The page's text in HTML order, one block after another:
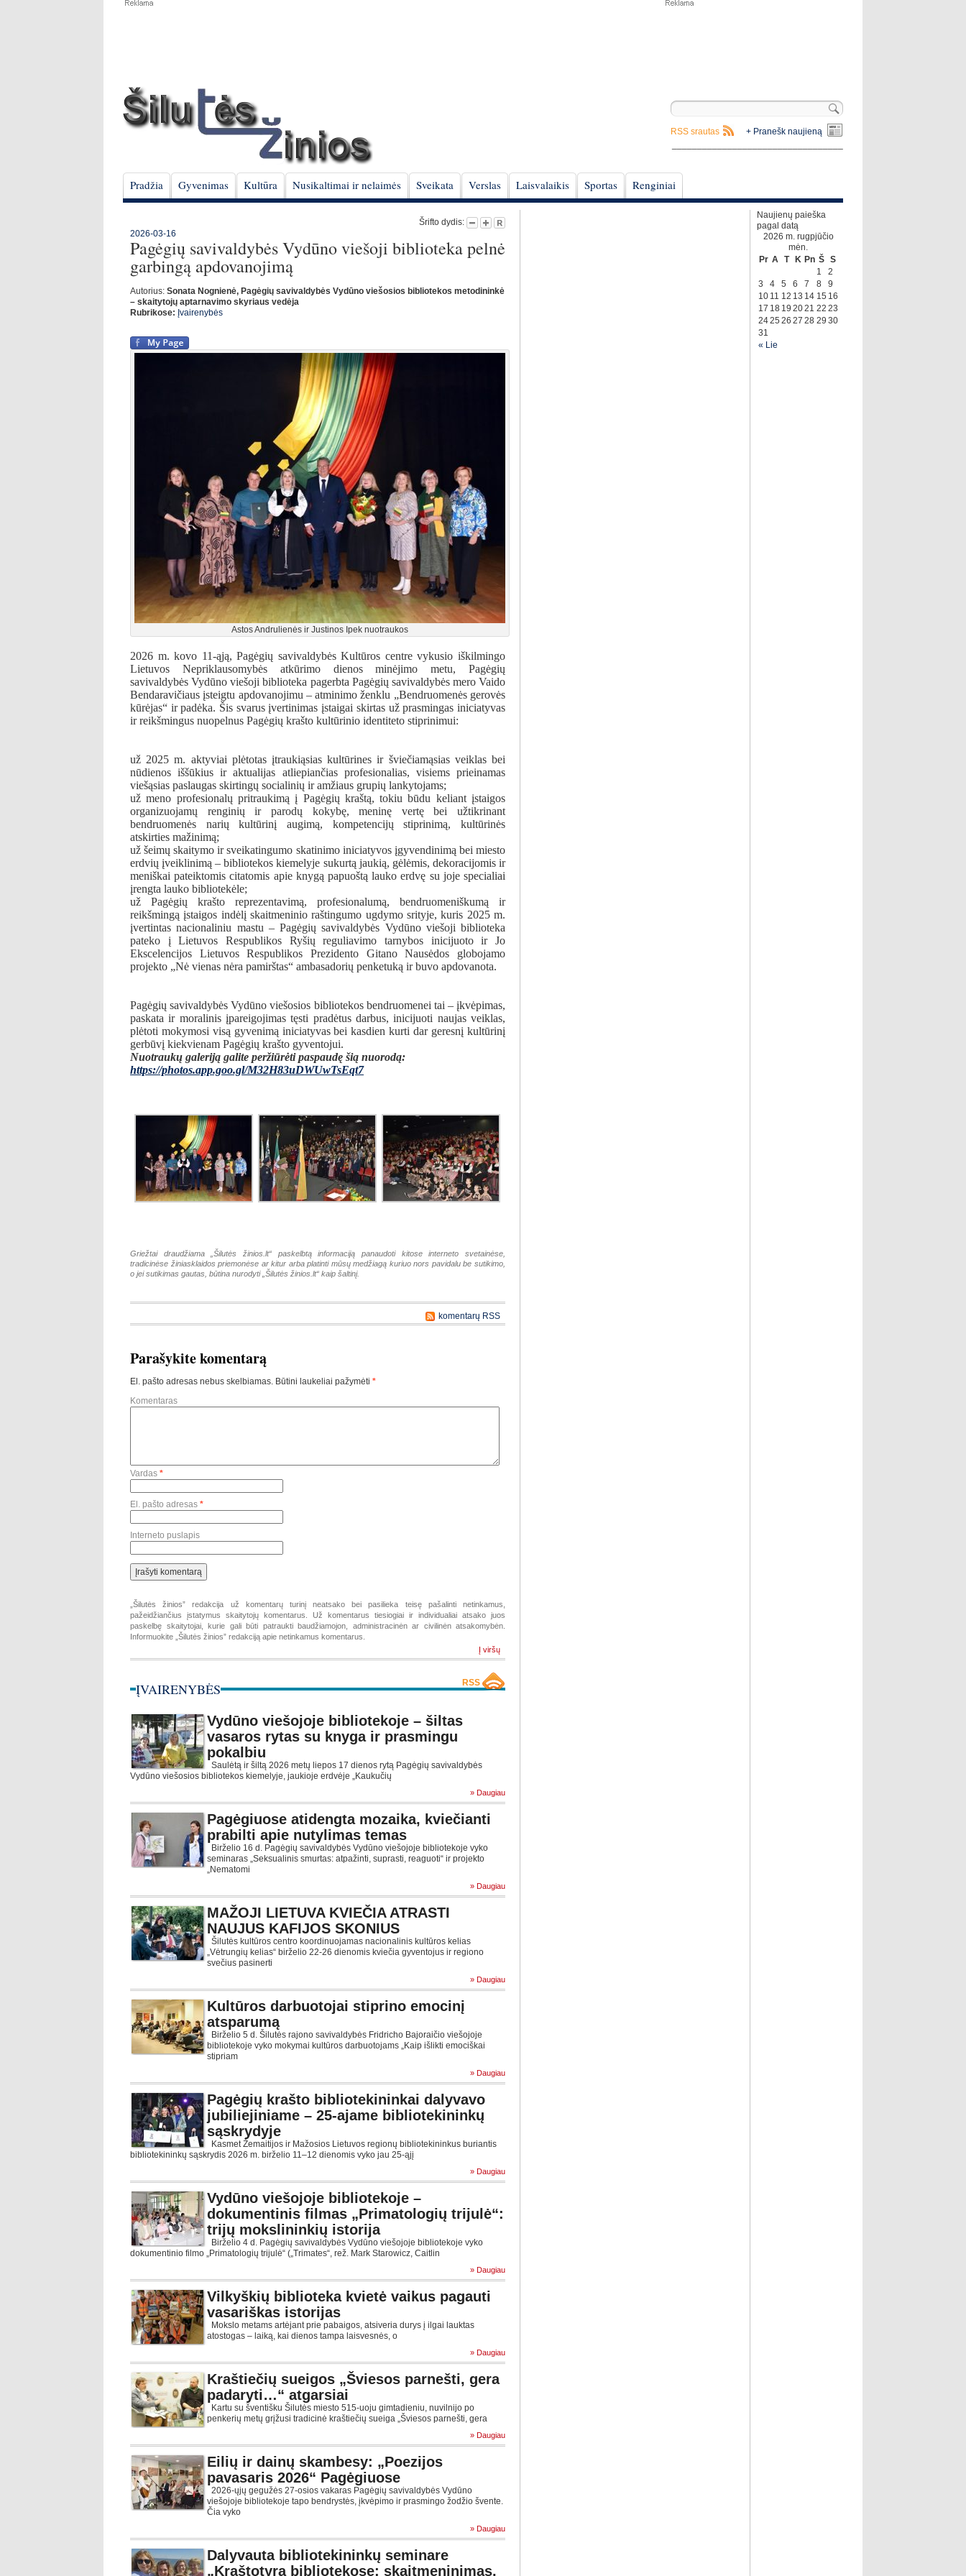
+ Pranešk naujieną
RSS srautas
Pradžia Gyvenimas Kultūra Nusikaltimai ir nelaimės Sveikata Verslas Laisvalaikis Sportas Renginiai
Šrifto dydis:
2026-03-16
Pagėgių savivaldybės Vydūno viešoji biblioteka pelnė
garbingą apdovanojimą
Autorius: Sonata Nognienė, Pagėgių savivaldybės Vydūno viešosios bibliotekos metodininkė
– skaitytojų aptarnavimo skyriaus vedėja
Rubrikose: Įvairenybės
Astos Andrulienės ir Justinos Ipek nuotraukos
2026 m. kovo 11-ąją, Pagėgių savivaldybės Kultūros centre vykusio iškilmingo
Lietuvos Nepriklausomybės atkūrimo dienos minėjimo metu, Pagėgių
savivaldybės Vydūno viešoji biblioteka pagerbta Pagėgių savivaldybės mero Vaido
Bendaravičiaus įsteigtu apdovanojimu – atminimo ženklu „Bendruomenės gerovės
kūrėjas“ ir padėka. Šis svarus įvertinimas įstaigai skirtas už prasmingas iniciatyvas
ir reikšmingus nuopelnus Pagėgių krašto kultūrinio identiteto stiprinimui:
už 2025 m. aktyviai plėtotas įtraukiąsias kultūrines ir šviečiamąsias veiklas bei
nūdienos iššūkius ir aktualijas atliepiančias profesionalias, visiems prieinamas
viešąsias paslaugas skirtingų socialinių ir amžiaus grupių lankytojams;
už meno profesionalų pritraukimą į Pagėgių kraštą, tokiu būdu keliant įstaigos
organizuojamų renginių ir parodų kokybę, meninę vertę bei užtikrinant
bendruomenės narių kultūrinį augimą, kompetencijų stiprinimą, kultūrinės
atskirties mažinimą;
už šeimų skaitymo ir sveikatingumo skatinimo iniciatyvos įgyvendinimą bei miesto
erdvių įveiklinimą – bibliotekos kiemelyje sukurtą jaukią, gėlėmis, dekoracijomis ir
meniškai pateiktomis citatomis apie knygą papuoštą lauko erdvę su joje specialiai
įrengta lauko bibliotekėle;
už Pagėgių krašto reprezentavimą, profesionalumą, bendruomeniškumą ir
reikšmingą įstaigos indėlį skaitmeninio raštingumo ugdymo srityje, kuris 2025 m.
įvertintas nacionaliniu mastu – Pagėgių savivaldybės Vydūno viešoji biblioteka
pateko į Lietuvos Respublikos Ryšių reguliavimo tarnybos inicijuoto ir Jo
Ekscelencijos Lietuvos Respublikos Prezidento Gitano Nausėdos globojamo
projekto „Nė vienas nėra pamirštas“ ambasadorių penketuką ir buvo apdovanota.
Pagėgių savivaldybės Vydūno viešosios bibliotekos bendruomenei tai – įkvėpimas,
paskata ir moralinis įpareigojimas tęsti pradėtus darbus, inicijuoti naujas veiklas,
plėtoti mokymosi visą gyvenimą iniciatyvas bei kasdien kurti dar geresnį kultūrinį
gerbūvį kiekvienam Pagėgių krašto gyventojui.
Nuotraukų galeriją galite peržiūrėti paspaudę šią nuorodą:
https://photos.app.goo.gl/M32H83uDWUwTsEqt7
Griežtai draudžiama „Šilutės žinios.lt“ paskelbtą informaciją panaudoti kitose interneto svetainėse,
tradicinėse žiniasklaidos priemonėse ar kitur arba platinti mūsų medžiagą kuriuo nors pavidalu be sutikimo,
o jei sutikimas gautas, būtina nurodyti „Šilutės žinios.lt“ kaip šaltinį.
komentarų RSS
Parašykite komentarą
El. pašto adresas nebus skelbiamas. Būtini laukeliai pažymėti *
Komentaras
Vardas *
El. pašto adresas *
Interneto puslapis
„Šilutės žinios” redakcija už komentarų turinį neatsako bei pasilieka teisę pašalinti netinkamus,
pažeidžiančius įstatymus skaitytojų komentarus. Už komentarus tiesiogiai ir individualiai atsako juos
paskelbę skaitytojai, kurie gali būti patraukti baudžiamojon, administracinėn ar civilinėn atsakomybėn.
Informuokite „Šilutės žinios” redakciją apie netinkamus komentarus.
Į viršų
ĮVAIRENYBĖS RSS
Vydūno viešojoje bibliotekoje – šiltas
vasaros rytas su knyga ir prasmingu
pokalbiu
Saulėtą ir šiltą 2026 metų liepos 17 dienos rytą Pagėgių savivaldybės
Vydūno viešosios bibliotekos kiemelyje, jaukioje erdvėje „Kaukučių
» Daugiau
Pagėgiuose atidengta mozaika, kviečianti
prabilti apie nutylimas temas
Birželio 16 d. Pagėgių savivaldybės Vydūno viešojoje bibliotekoje vyko
seminaras „Seksualinis smurtas: atpažinti, suprasti, reaguoti“ ir projekto
„Nematomi
» Daugiau
MAŽOJI LIETUVA KVIEČIA ATRASTI
NAUJUS KAFIJOS SKONIUS
Šilutės kultūros centro koordinuojamas nacionalinis kultūros kelias
„Vėtrungių kelias“ birželio 22-26 dienomis kviečia gyventojus ir regiono
svečius pasinerti
» Daugiau
Kultūros darbuotojai stiprino emocinį
atsparumą
Birželio 5 d. Šilutės rajono savivaldybės Fridricho Bajoraičio viešojoje
bibliotekoje vyko mokymai kultūros darbuotojams „Kaip išlikti emociškai
stipriam
» Daugiau
Pagėgių krašto bibliotekininkai dalyvavo
jubiliejiniame – 25-ajame bibliotekininkų
sąskrydyje
Kasmet Žemaitijos ir Mažosios Lietuvos regionų bibliotekininkus buriantis
bibliotekininkų sąskrydis 2026 m. birželio 11–12 dienomis vyko jau 25-ąjį
» Daugiau
Vydūno viešojoje bibliotekoje –
dokumentinis filmas „Primatologių trijulė“:
trijų mokslininkių istorija
Birželio 4 d. Pagėgių savivaldybės Vydūno viešojoje bibliotekoje vyko
dokumentinio filmo „Primatologių trijulė“ („Trimates“, rež. Mark Starowicz, Caitlin
» Daugiau
Vilkyškių biblioteka kvietė vaikus pagauti
vasariškas istorijas
Mokslo metams artėjant prie pabaigos, atsiveria durys į ilgai lauktas
atostogas – laiką, kai dienos tampa laisvesnės, o
» Daugiau
Kraštiečių sueigos „Šviesos parnešti, gera
padaryti…“ atgarsiai
Kartu su šventišku Šilutės miesto 515-uoju gimtadieniu, nuvilnijo po
penkerių metų grįžusi tradicinė kraštiečių sueiga „Šviesos parnešti, gera
» Daugiau
Eilių ir dainų skambesy: „Poezijos
pavasaris 2026“ Pagėgiuose
2026-ųjų gegužės 27-osios vakaras Pagėgių savivaldybės Vydūno
viešojoje bibliotekoje tapo bendrystės, įkvėpimo ir prasmingo žodžio švente.
Čia vyko
» Daugiau
Dalyvauta bibliotekininkų seminare
„Kraštotyra bibliotekose: skaitmeninimas,
Naujienų paieška
pagal datą
2026 m. rugpjūčio
mėn.
Pr A T K Pn Š S
« Lie
1
2
3
4 5 6 7 8
9
10 11 12 13 14 15 16
17 18 19 2021 22 23
2425 26 27 28 29 30
31